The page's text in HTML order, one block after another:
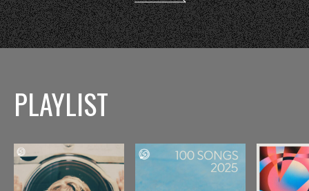
PLAYLIST